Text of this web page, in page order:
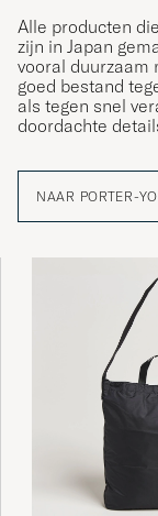
Alle producten
zijn in Japan
vooral duurzaam
goed bestand
als tegen snel
doordachte
NAAR PORTER-